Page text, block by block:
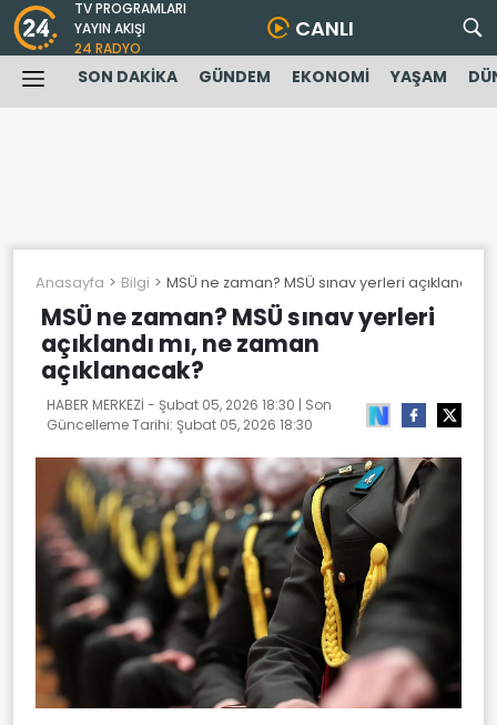
TV PROGRAMLARI
YAYIN AKIŞI
24 RADYO
CANLI
SON DAKİKA GÜNDEM EKONOMİ YAŞAM
Anasayfa Bilgi MSÜ ne zaman? MSÜ sınav yerleri açıklandı
MSÜ ne zaman? MSÜ sınav yerleri
açıklandı mı, ne zaman
açıklanacak?
HABER MERKEZİ - Şubat 05, 2026 18:30 | Son
Güncelleme Tarihi: Şubat 05, 2026 18:30